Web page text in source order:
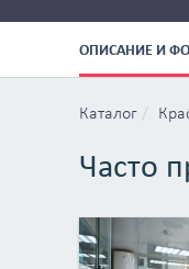
ОПИСАНИЕ И
Каталог
Часто